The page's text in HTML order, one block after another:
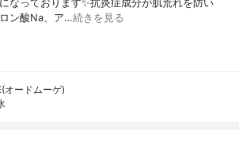
なっております✨抗炎症成分が肌荒れを防い
ン酸Na、ア…続きを見る
オードムーゲ)